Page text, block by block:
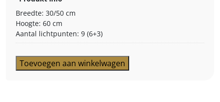
Breedte: 30/50 cm
Hoogte: 60 cm
Aantal lichtpunten: 9 (6+3)
#309151
Zakkroon
Toevoegen aan winkelwagen